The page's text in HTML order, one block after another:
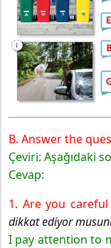
B. Answer the
Çeviri: Aşağıdaki
Cevap:
1. Are you
dikkat ediyor
I pay attention to